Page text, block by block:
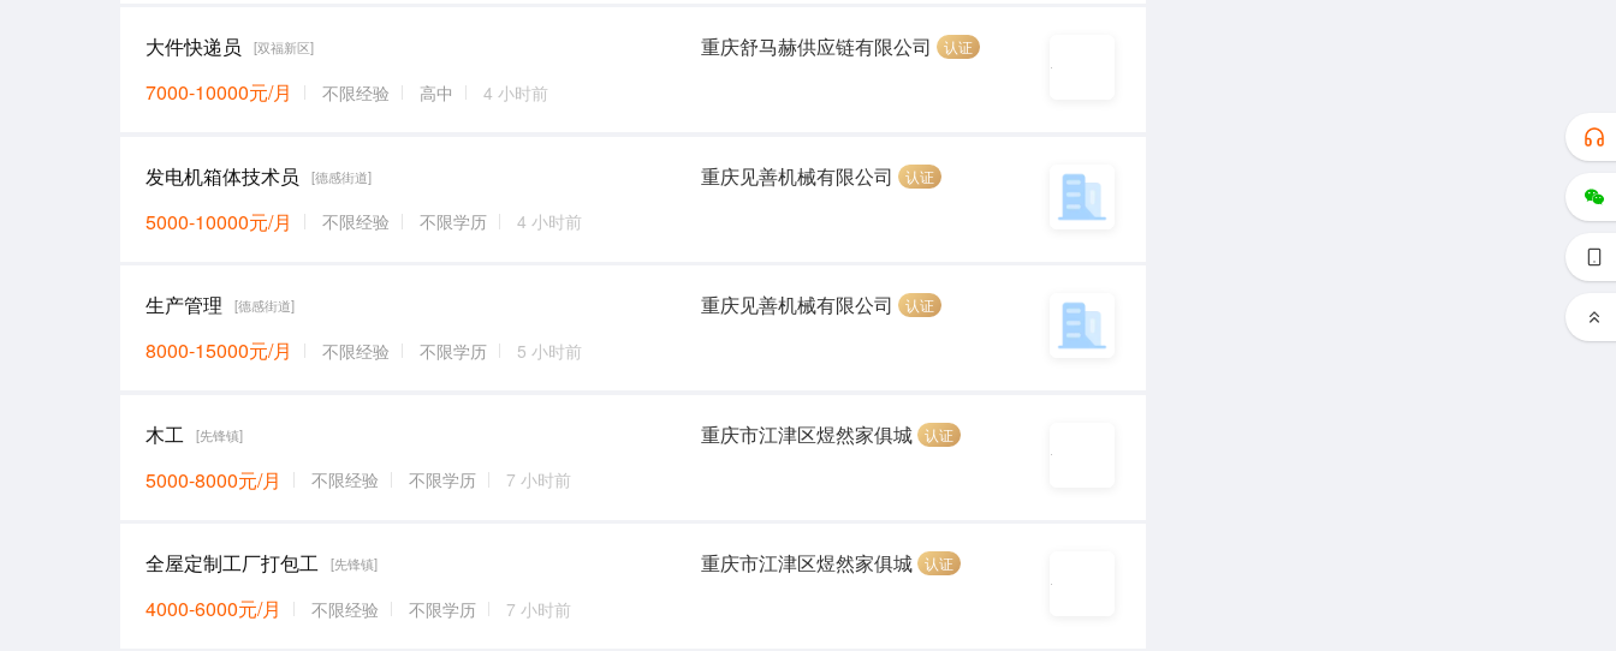
大件快递员 [双福新区]
7000-10000元/月 不限经验 高中 4 小时前
重庆舒马赫供应链有限公司 认证
发电机箱体技术员 [德感街道]
5000-10000元/月 不限经验 不限学历 4 小时前
重庆见善机械有限公司 认证
生产管理 [德感街道]
8000-15000元/月 不限经验 不限学历 5 小时前
重庆见善机械有限公司 认证
木工 [先锋镇]
5000-8000元/月 不限经验 不限学历 7 小时前
重庆市江津区煜然家俱城 认证
全屋定制工厂打包工 [先锋镇]
4000-6000元/月 不限经验 不限学历 7 小时前
重庆市江津区煜然家俱城 认证